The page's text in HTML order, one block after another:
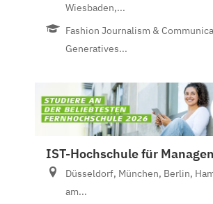
Wiesbaden,...
Fashion Journalism &
Generatives...
IST-Hochschule für
Düsseldorf, München, Berlin,
am...